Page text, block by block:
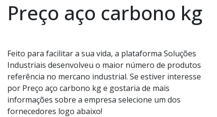
Preço aço carbono kg
Feito para facilitar a sua vida, a plataforma Soluções
Industriais desenvolveu o maior número de produtos
referência no mercano industrial. Se estiver interesse
por Preço aço carbono kg e gostaria de mais
informações sobre a empresa selecione um dos
fornecedores logo abaixo!